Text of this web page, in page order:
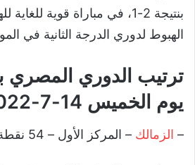
بنتيجة 2-1، في مباراة قوية
الهبوط لدوري الدرجة الثانية في
ترتيب الدوري المصري
يوم الخميس 14-7-2022
– الزمالك – المركز الأول – 54 نقطة.